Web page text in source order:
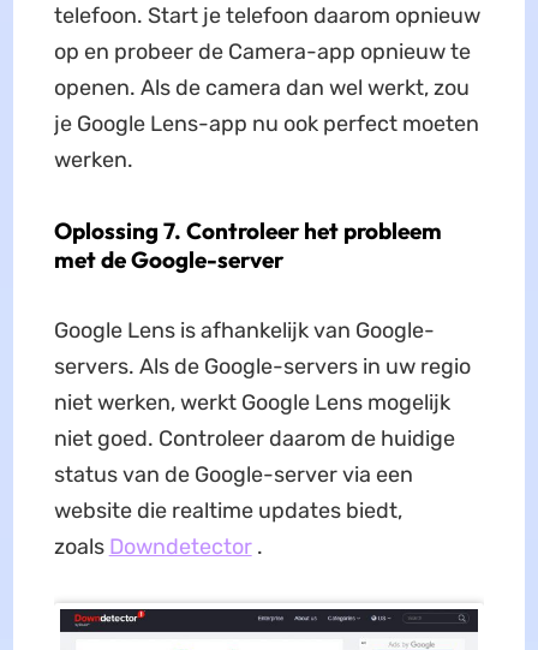
telefoon. Start je telefoon daarom opnieuw
op en probeer de Camera-app opnieuw te
openen. Als de camera dan wel werkt, zou
je Google Lens-app nu ook perfect moeten
werken.
Oplossing 7. Controleer het probleem
met de Google-server
Google Lens is afhankelijk van Google-
servers. Als de Google-servers in uw regio
niet werken, werkt Google Lens mogelijk
niet goed. Controleer daarom de huidige
status van de Google-server via een
website die realtime updates biedt,
zoals Downdetector.